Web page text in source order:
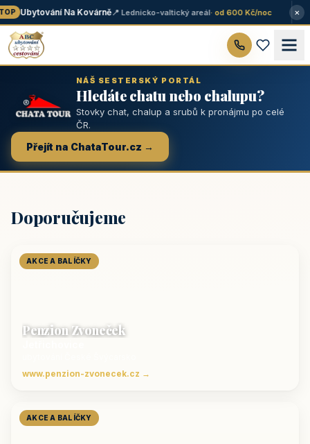
Ubytování Na Kovárně📍 Lednicko-valtický areál· od 600 Kč/noc ×
NÁŠ SESTERSKÝ PORTÁL
Hledáte chatu nebo chalupu?
Stovky chat, chalup a srubů k pronájmu po celé
ČR.
Přejít na ChataTour.cz →
Doporučujeme
AKCE A BALÍČKY
Penzion Zvoneček
www.penzion-zvonecek.cz →
AKCE A BALÍČKY